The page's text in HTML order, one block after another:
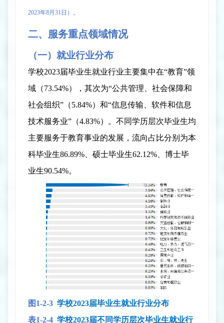
2023年8月 31 日 ）。
二、 服务重点领域情况
（一）就业行业分布
学校2023届毕业生就业行业主要集中在“教育”领
域 （73.54%） ，其次为“公共管理、社会保障和
社会组织” （5.84%） 和“信息传输、软件和信息
技术服务业”（4.83%） 。 不同学历层次毕业生均
主要服务于教育事业的发展，流向占比分别为本
科毕业生86.89% 、硕士毕业生62.12% 、博士毕
业生90.54%。
图1-2-3 学校2023届毕业生就业行业分布
表1-2-4 学校2023届不同学历层次毕业生就业行